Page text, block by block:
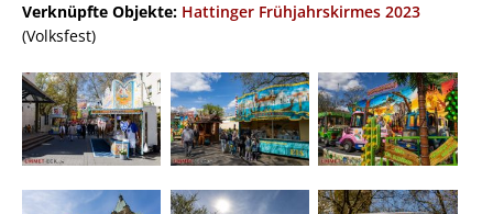
Verknüpfte Objekte: Hattinger Frühjahrskirmes 2023
(Volksfest)